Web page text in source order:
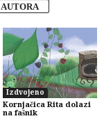
Izdvojeno
Kornjačica Rita dolazi
na fašnik